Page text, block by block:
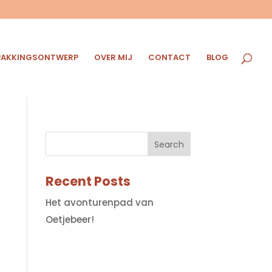
OVER MIJ CONTACT BLOG
Recent Posts
Het avonturenpad van
Oetjebeer!